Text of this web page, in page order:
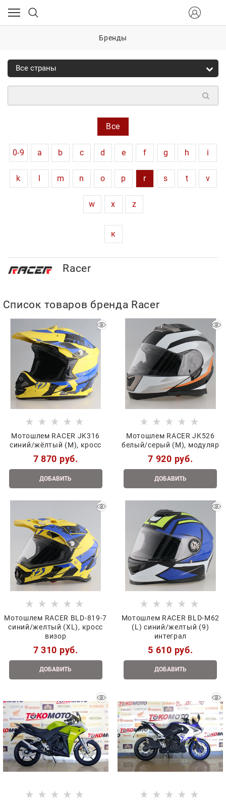
Бренды
Все
0-9 a b c d e f g h i
k l m n o p r s t v
w x z
к
Racer
Список товаров бренда Racer
Мотошлем RACER JK316
синий/жёлтый (M), кросс
7 870 руб.
ДОБАВИТЬ
Мотошлем RACER JK526
белый/серый (M), модуляр
7 920 руб.
ДОБАВИТЬ
Мотошлем RACER BLD-819-7
синий/желтый (XL), кросс
визор
7 310 руб.
ДОБАВИТЬ
Мотошлем RACER BLD-M62
(L) синий/желтый (9)
интеграл
5 610 руб.
ДОБАВИТЬ